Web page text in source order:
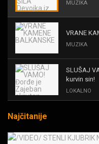
MUZIKA
VRANE
MUZIKA
SLUŠAJ
kurvin sin!
LOKALNO
Najčitanije